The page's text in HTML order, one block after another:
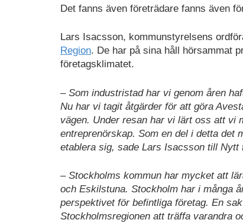
Det fanns även företrädare fanns även
Lars Isacsson, kommunstyrelsens
Region. De har på sina håll hörsammat
företagsklimatet.
– Som industristad har vi genom åren
Nu har vi tagit åtgärder för att göra
vägen. Under resan har vi lärt oss att vi
entreprenörskap. Som en del i detta det
etablera sig, sade Lars Isacsson till Nytt
– Stockholms kommun har mycket att
och Eskilstuna. Stockholm har i många
perspektivet för befintliga företag. En
Stockholmsregionen att träffa varandra